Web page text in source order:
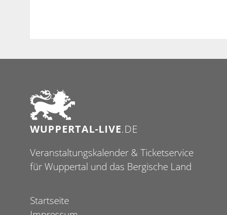
WUPPERTAL-LIVE.DE
Veranstaltungskalender & Ticketservice
für Wuppertal und das Bergische Land
Startseite